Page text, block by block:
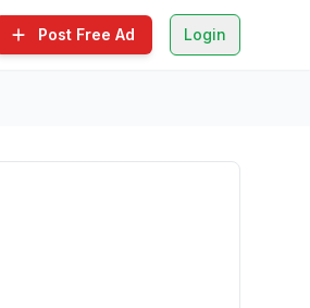
Post Free Ad Login